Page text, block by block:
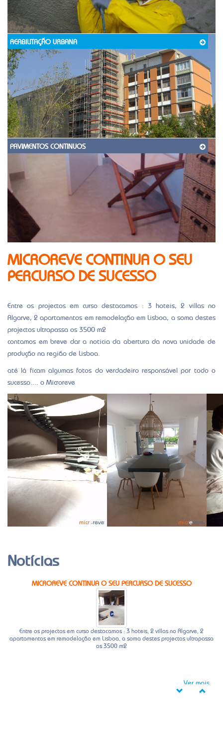
REABILITAÇÃO URBANA
PAVIMENTOS CONTINUOS
PERCURSO DE SUCESSO
Algarve, 2 apartamentos em remodelação em Lisboa, a soma destes
projectos ultrapassa os 3500 m2
contamos em breve dar a noticia da abertura da nova unidade de
produção na região de Lisboa.
até lá ficam algumas fotos do verdadeiro responsável por todo o
sucesso.... o Microreve
Entre os projectos em curso destacamos : 3 hoteis, 2 villas no Algarve, 2
apartamentos em remodelação em Lisboa, a soma destes projectos ultrapassa
os 3500 m2